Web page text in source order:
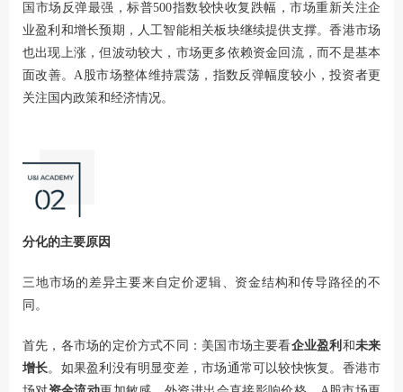
国市场反弹最强，标普500指数较快收复跌幅，市场重新关注企
业盈利和增长预期，人工智能相关板块继续提供支撑。香港市场
也出现上涨，但波动较大，市场更多依赖资金回流，而不是基本
面改善。A股市场整体维持震荡，指数反弹幅度较小，投资者更
关注国内政策和经济情况。
分化的主要原因
三地市场的差异主要来自定价逻辑、资金结构和传导路径的不
同。
首先，各市场的定价方式不同：美国市场主要看企业盈利 和未来
增长。如果盈利没有明显变差，市场通常可以较快恢复。香港市